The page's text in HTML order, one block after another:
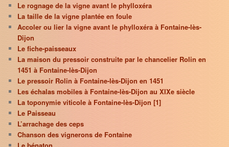
Le rognage de la vigne avant le phylloxéra
La taille de la vigne plantée en foule
Accoler ou lier la vigne avant le phylloxéra à Fontaine-lès-
Dijon
Le fiche-paisseaux
La maison du pressoir construite par le chancelier Rolin en
1451 à Fontaine-lès-Dijon
Le pressoir Rolin à Fontaine-lès-Dijon en 1451
Les échalas mobiles à Fontaine-lès-Dijon au XIXe siècle
La toponymie viticole à Fontaine-lès-Dijon [1]
Le Paisseau
L’arrachage des ceps
Chanson des vignerons de Fontaine